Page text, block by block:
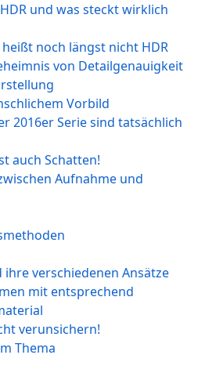
und was steckt wirklich
heißt noch längst nicht HDR
von Detailgenauigkeit
Vorbild
2016er Serie sind tatsächlich
auch Schatten!
Aufnahme und
ihre verschiedenen Ansätze
mit entsprechend
verunsichern!
Thema